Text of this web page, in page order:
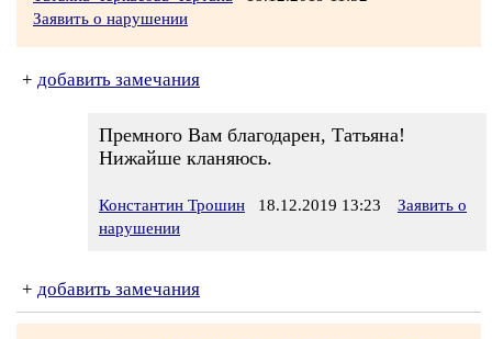
Заявить о нарушении
+ добавить замечания
Премного Вам благодарен, Татьяна!
Нижайше кланяюсь.
Константин Трошин 18.12.2019 13:23
Заявить о
нарушении
+ добавить замечания